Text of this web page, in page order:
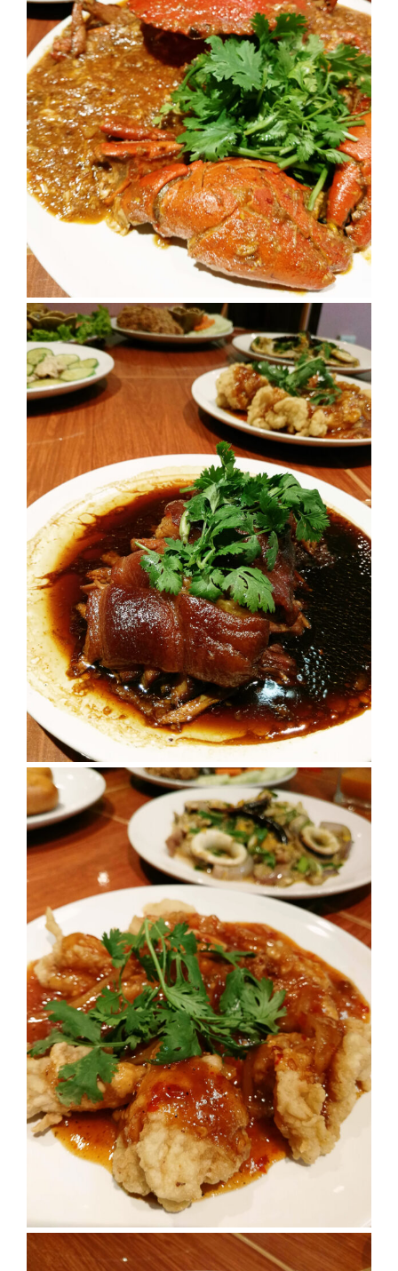
บ้าน
มากมาย
MAPS
MY
ACCOUNT
NEW
FACEBOOK
OKTOBERFEST
ครั้ง
ที่
2
เทศกาล
ใหญ่
ที่สุด
ใน
โลก
กับ
โรง
แรม
ฮอ
ลิ
เดย์
อินน์
เชียงใหม่
PANDA
TIME
ทำไม
เรา
ไม่
ทำ
อาหาร
ทาน
เอง?
SHOP
TOP
10
รีวิว
เข้า